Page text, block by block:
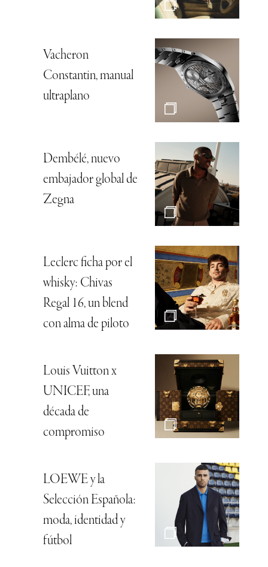
Vacheron
Constantin, manual
ultraplano
Dembélé, nuevo
embajador global de
Zegna
Leclerc ficha por el
whisky: Chivas
Regal 16, un blend
con alma de piloto
Louis Vuitton x
UNICEF, una
década de
compromiso
LOEWE y la
Selección Española:
moda, identidad y
fútbol